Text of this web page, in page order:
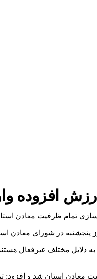
ارزش افزوده
تمام ظرفیت معادن
پنجشنبه در شورای معادن
مختلف غیرفعال
معادن استان شد و افزود: